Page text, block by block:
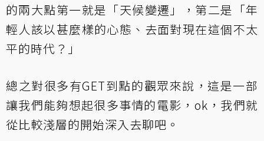
的兩大點第一就是「天候變遷」，第二是「年
輕人該以甚麼樣的心態、去面對現在這個不太
平的時代？」
總之對很多有GET到點的觀眾來說，這是一部
讓我們能夠想起很多事情的電影，ok，我們就
從比較淺層的開始深入去聊吧。